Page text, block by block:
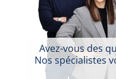
Avez-vous des
Nos spécialistes